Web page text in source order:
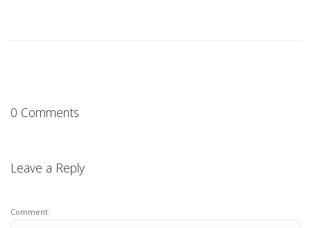
0 Comments
Leave a Reply
Comment: